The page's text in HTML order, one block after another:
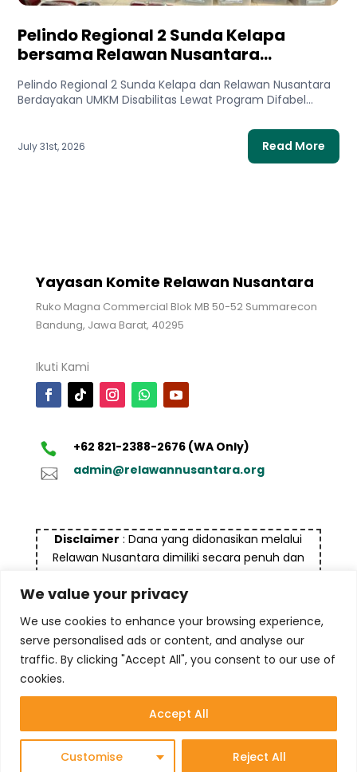
We value your privacy
We use cookies to enhance your browsing experience,
serve personalised ads or content, and analyse our
traffic. By clicking "Accept All", you consent to our use of
cookies.
Customise Reject All
Accept All
Pelindo Regional 2 Sunda Kelapa
bersama Relawan Nusantara
Tanpa Batas untuk Mendukung UMKM
Disabilitas
Pelindo Regional 2 Sunda Kelapa dan Relawan Nusantara
Berdayakan UMKM Disabilitas Lewat Program Difabel
July 31st, 2026 Read More
Yayasan Komite Relawan Nusantara
Ruko Magna Commercial Blok MB 50-52 Summarecon
Bandung, Jawa Barat, 40295
Ikuti Kami
+62 821-2388-2676 (WA Only)
admin@relawannusantara.org
Disclaimer : Dana yang didonasikan melalui
Relawan Nusantara dimiliki secara penuh dan
bukan untuk tujuan pencucian uang (money
laundry), termasuk terorisme maupun tindak
kejahatan lainnya
© 2025 Yayasan Komite Relawan Nusantara